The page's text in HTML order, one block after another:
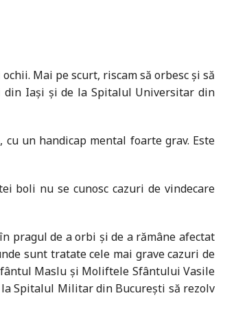
Mai pe scurt, riscam să orbesc şi să
din Iaşi şi de la Spitalul Universitar din
un handicap mental foarte grav. Este
boli nu se cunosc cazuri de vindecare
pragul de a orbi şi de a rămâne afectat
sunt tratate cele mai grave cazuri de
Maslu şi Moliftele Sfântului Vasile
la Spitalul Militar din Bucureşti să rezolv